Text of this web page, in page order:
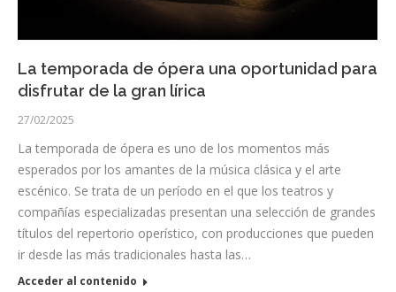
La temporada de ópera una oportunidad para
disfrutar de la gran lírica
27/02/2025
La temporada de ópera es uno de los momentos más
esperados por los amantes de la música clásica y el arte
escénico. Se trata de un período en el que los teatros y
compañías especializadas presentan una selección de grandes
títulos del repertorio operístico, con producciones que pueden
ir desde las más tradicionales hasta las…
Acceder al contenido